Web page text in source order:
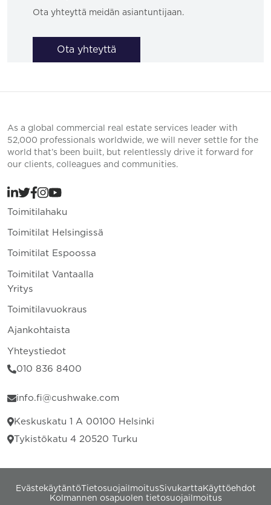
Ota yhteyttä meidän asiantuntijaan.
Ota yhteyttä
As a global commercial real estate services leader with
52,000 professionals worldwide, we will never settle for the
world that’s been built, but relentlessly drive it forward for
our clients, colleagues and communities.
Toimitilahaku
Toimitilat Helsingissä
Toimitilat Espoossa
Toimitilat Vantaalla
Yritys
Toimitilavuokraus
Ajankohtaista
Yhteystiedot
010 836 8400
info.fi@cushwake.com
Keskuskatu 1 A 00100 Helsinki
Tykistökatu 4 20520 Turku
EvästekäytäntöTietosuojailmoitusSivukartta Käyttöehdot
Kolmannen osapuolen tietosuojailmoitus